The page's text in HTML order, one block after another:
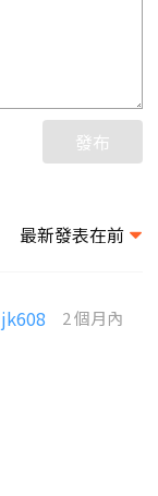
發布
最新發表在前
2 個月內